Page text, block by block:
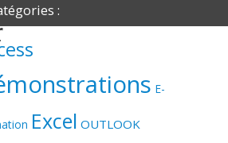
:
E-
Excel OUTLOOK